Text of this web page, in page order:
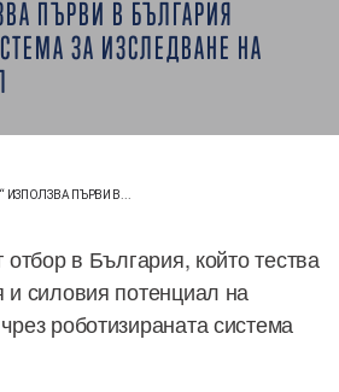
ПЪРВИ В БЪЛГАРИЯ
ЗА ИЗСЛЕДВАНЕ НА
ИЗПОЛЗВА ПЪРВИ В...
отбор в България, който тества
и силовия потенциал на
роботизираната система